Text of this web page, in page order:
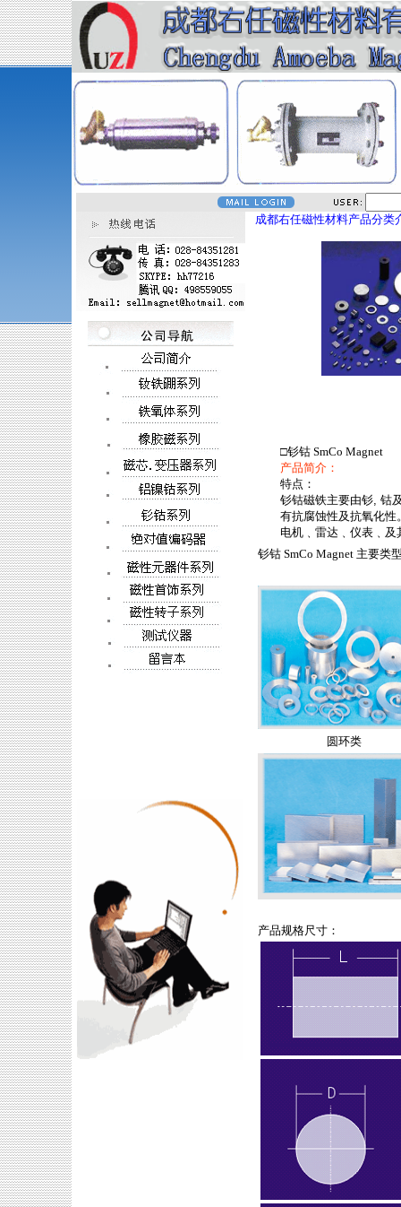
成都右任磁性材料产品分类
□钐钴 SmCo Magnet
产品简介：
特点：
钐钴磁铁主要由钐, 钴
有抗腐蚀性及抗氧化
电机﹑雷达﹑仪表﹑
钐钴 SmCo Magnet 主要类
圆环类
产品规格尺寸：